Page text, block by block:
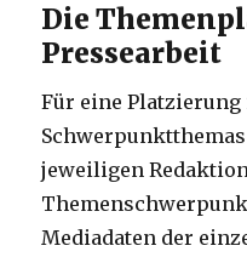
Die
Pressearbeit
Für eine Platzierung
jeweiligen
Mediadaten der